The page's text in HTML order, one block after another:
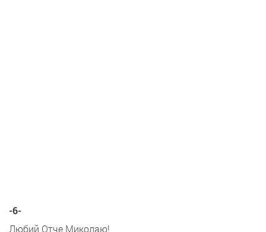
-6-
Любий Отче Миколаю!